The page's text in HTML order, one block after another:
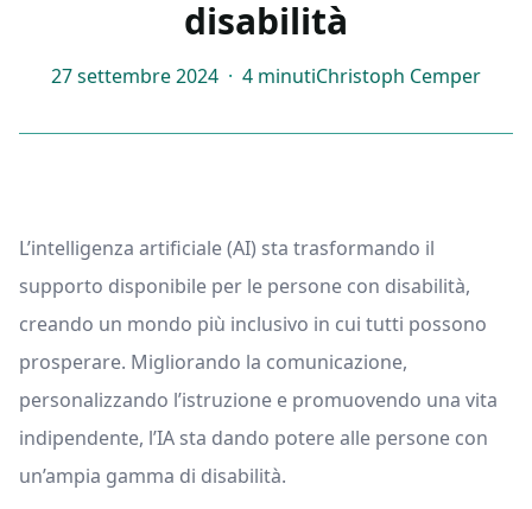
disabilità
27 settembre 2024 · 4 minutiChristoph Cemper
L’intelligenza artificiale (AI) sta trasformando il
supporto disponibile per le persone con disabilità,
creando un mondo più inclusivo in cui tutti possono
prosperare. Migliorando la comunicazione,
personalizzando l’istruzione e promuovendo una vita
indipendente, l’IA sta dando potere alle persone con
un’ampia gamma di disabilità.